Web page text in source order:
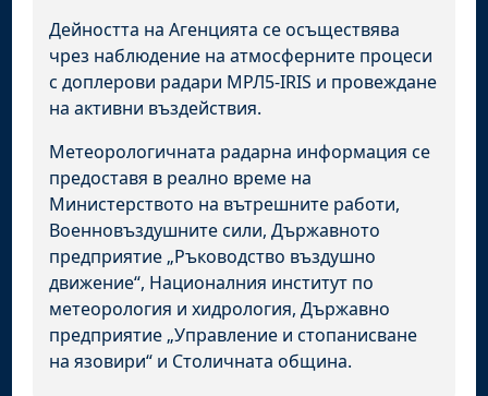
Дейността на Агенцията се осъществява
чрез наблюдение на атмосферните процеси
с доплерови радари МРЛ5-IRIS и провеждане
на активни въздействия.
Метеорологичната радарна информация се
предоставя в реално време на
Министерството на вътрешните работи,
Военновъздушните сили, Държавното
предприятие „Ръководство въздушно
движение“, Националния институт по
метеорология и хидрология, Държавно
предприятие „Управление и стопанисване
на язовири“ и Столичната община.